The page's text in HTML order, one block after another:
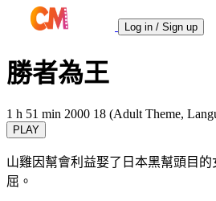
Log in / Sign up
勝者為王
1 h 51 min 2000 18 (Adult Theme,
PLAY
山雞因幫會利益娶了日本黑幫頭目
屈。